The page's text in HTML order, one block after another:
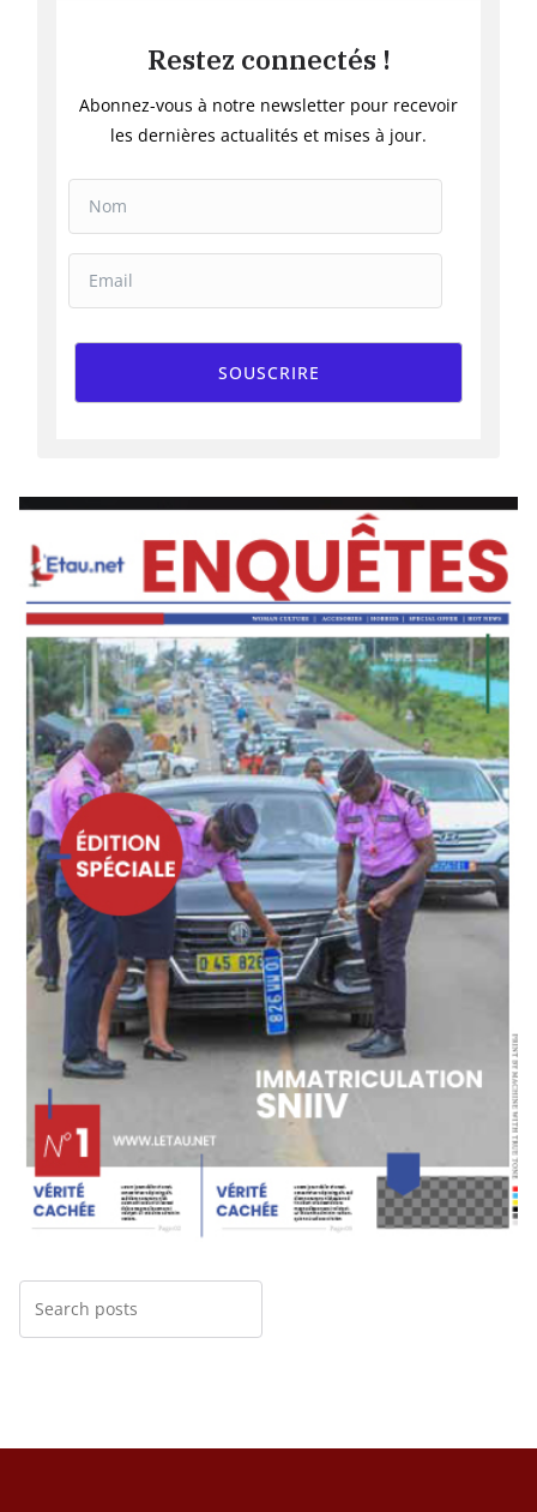
Restez connectés !
Abonnez-vous à notre newsletter pour recevoir
les dernières actualités et mises à jour.
SOUSCRIRE